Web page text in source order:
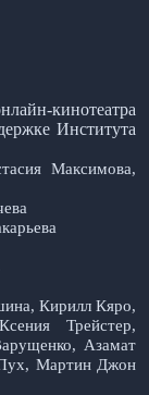
кинотеатра
Института
Максимова,
Кирилл Кяро,
Трейстер,
Азамат
Мартин Джон